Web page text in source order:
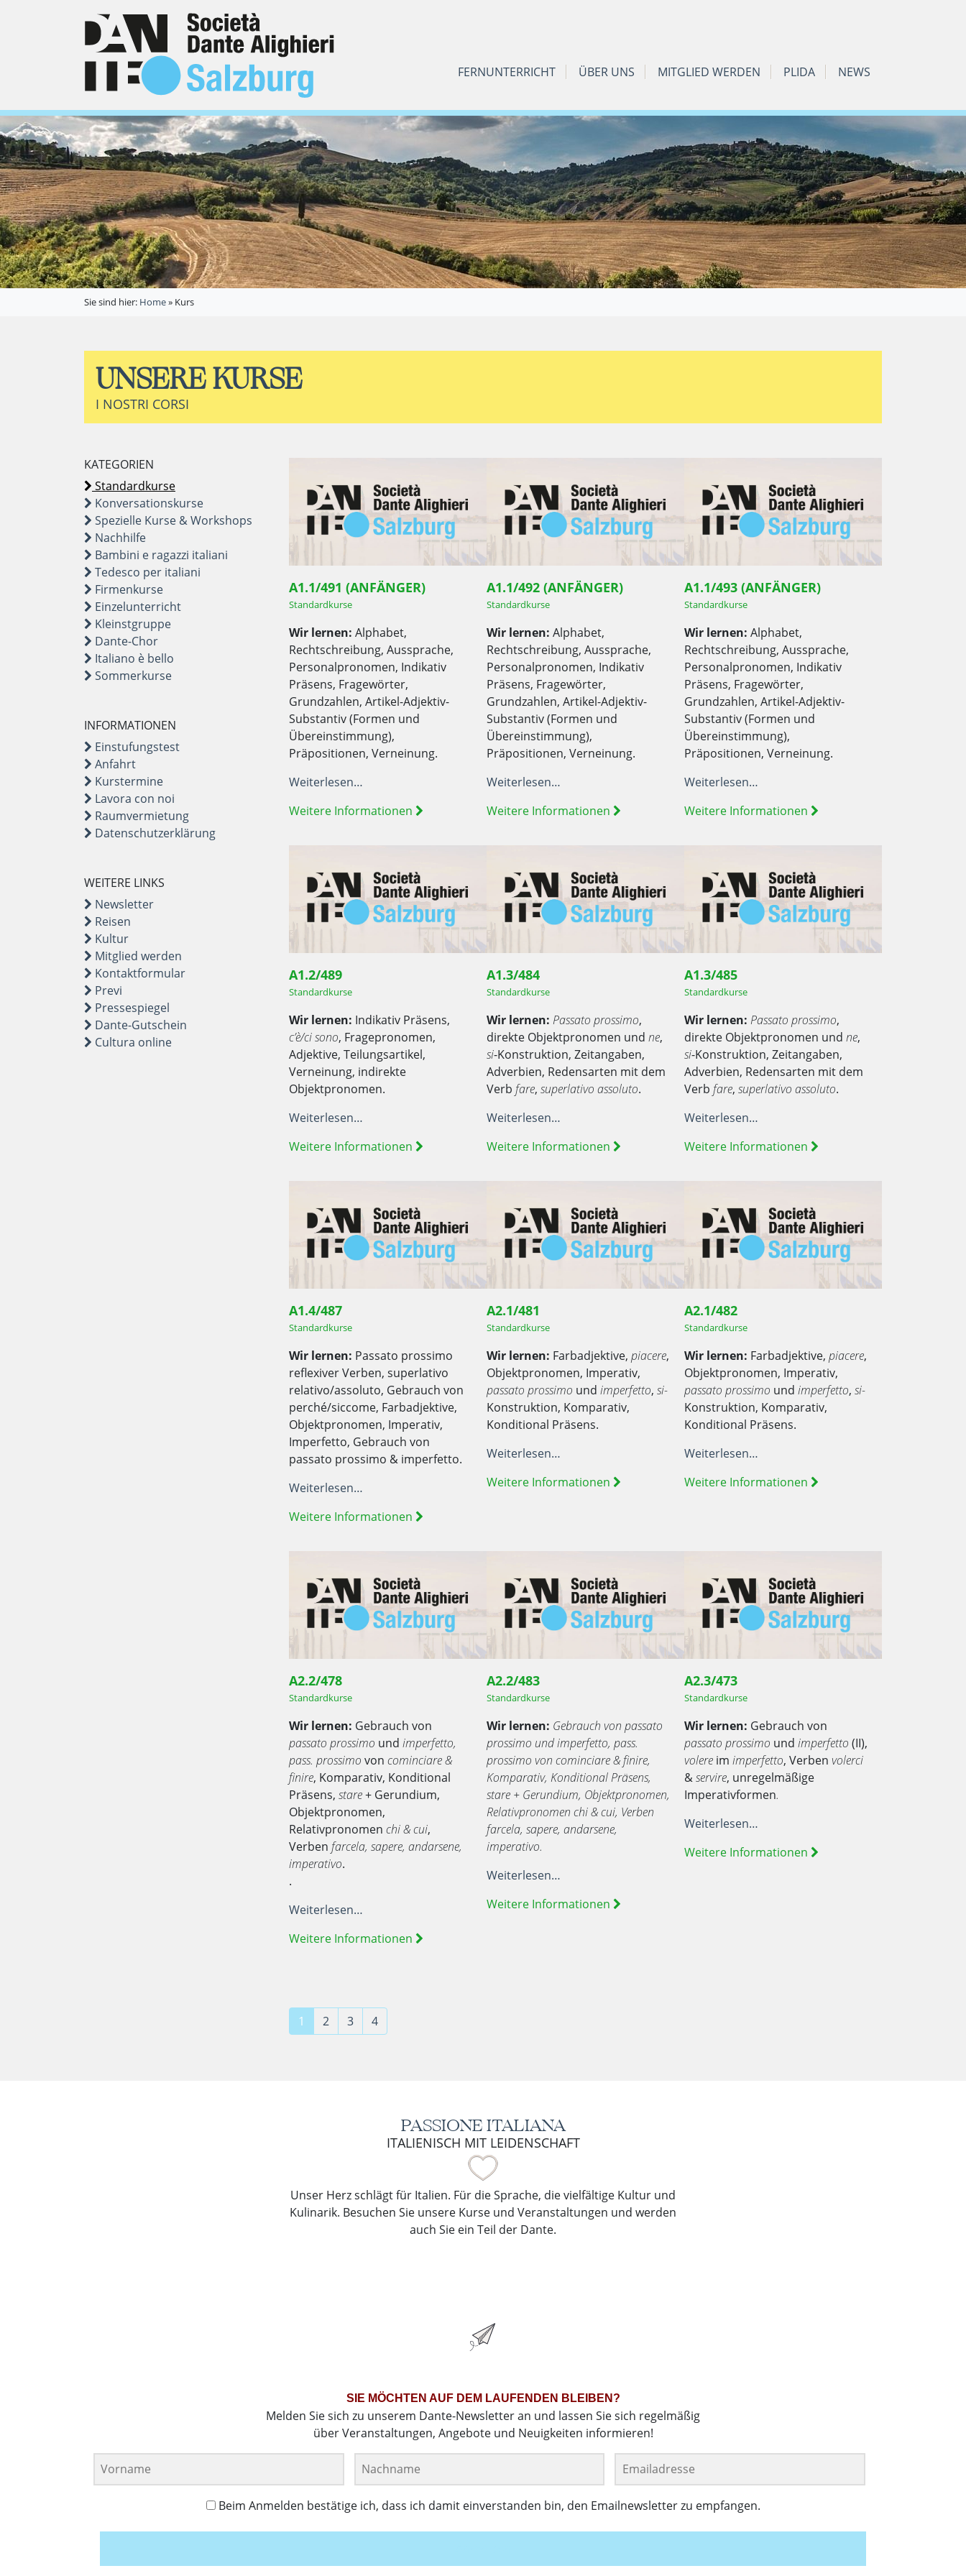
FERNUNTERRICHT ÜBER UNS MITGLIED WERDEN PLIDA NEWS
Sie sind hier: Home» Kurs
UNSERE KURSE
I NOSTRI CORSI
KATEGORIEN
Standardkurse
Konversationskurse
Spezielle Kurse & Workshops
Nachhilfe
Bambini e ragazzi italiani
Tedesco per italiani
Firmenkurse
Einzelunterricht
Kleinstgruppe
Dante-Chor
Italiano è bello
Sommerkurse
INFORMATIONEN
Einstufungstest
Anfahrt
Kurstermine
Lavora con noi
Raumvermietung
Datenschutzerklärung
WEITERE LINKS
Newsletter
Reisen
Kultur
Mitglied werden
Kontaktformular
Previ
Pressespiegel
Dante-Gutschein
Cultura online
A1.1/491 (ANFÄNGER)
Standardkurse
Wir lernen: Alphabet,
Rechtschreibung, Aussprache,
Personalpronomen, Indikativ
Präsens, Fragewörter,
Grundzahlen, Artikel-Adjektiv-
Substantiv (Formen und
Übereinstimmung),
Präpositionen, Verneinung.
Weiterlesen…
Weitere Informationen
A1.1/492 (ANFÄNGER)
Standardkurse
Wir lernen: Alphabet,
Rechtschreibung, Aussprache,
Personalpronomen, Indikativ
Präsens, Fragewörter,
Grundzahlen, Artikel-Adjektiv-
Substantiv (Formen und
Übereinstimmung),
Präpositionen, Verneinung.
Weiterlesen…
Weitere Informationen
A1.1/493 (ANFÄNGER)
Standardkurse
Wir lernen: Alphabet,
Rechtschreibung, Aussprache,
Personalpronomen, Indikativ
Präsens, Fragewörter,
Grundzahlen, Artikel-Adjektiv-
Substantiv (Formen und
Übereinstimmung),
Präpositionen, Verneinung.
Weiterlesen…
Weitere Informationen
A1.2/489
Standardkurse
Wir lernen: Indikativ Präsens,
c’è/ci sono, Fragepronomen,
Adjektive, Teilungsartikel,
Verneinung, indirekte
Objektpronomen.
Weiterlesen…
Weitere Informationen
A1.3/484
Standardkurse
Wir lernen: Passato prossimo,
direkte Objektpronomen und ne,
si-Konstruktion, Zeitangaben,
Adverbien, Redensarten mit dem
Verb fare, superlativo assoluto.
Weiterlesen…
Weitere Informationen
A1.3/485
Standardkurse
Wir lernen: Passato prossimo,
direkte Objektpronomen und ne,
si-Konstruktion, Zeitangaben,
Adverbien, Redensarten mit dem
Verb fare, superlativo assoluto.
Weiterlesen…
Weitere Informationen
A1.4/487
Standardkurse
Wir lernen: Passato prossimo
reflexiver Verben, superlativo
relativo/assoluto, Gebrauch von
perché/siccome, Farbadjektive,
Objektpronomen, Imperativ,
Imperfetto, Gebrauch von
passato prossimo & imperfetto.
Weiterlesen…
Weitere Informationen
A2.1/481
Standardkurse
Wir lernen: Farbadjektive, piacere,
Objektpronomen, Imperativ,
passato prossimo und imperfetto, si-
Konstruktion, Komparativ,
Konditional Präsens.
Weiterlesen…
Weitere Informationen
A2.1/482
Standardkurse
Wir lernen: Farbadjektive, piacere,
Objektpronomen, Imperativ,
passato prossimo und imperfetto, si-
Konstruktion, Komparativ,
Konditional Präsens.
Weiterlesen…
Weitere Informationen
A2.2/478
Standardkurse
Wir lernen: Gebrauch von
passato prossimo und imperfetto,
pass. prossimo von cominciare &
finire, Komparativ, Konditional
Präsens, stare+ Gerundium,
Objektpronomen,
Relativpronomen chi & cui,
Verben farcela, sapere, andarsene,
imperativo.
.
Weiterlesen…
Weitere Informationen
A2.2/483
Standardkurse
Wir lernen: Gebrauch von passato
prossimo und imperfetto, pass.
prossimo von cominciare & finire,
Komparativ, Konditional Präsens,
stare + Gerundium, Objektpronomen,
Relativpronomen chi & cui, Verben
farcela, sapere, andarsene,
imperativo.
Weiterlesen…
Weitere Informationen
A2.3/473
Standardkurse
Wir lernen: Gebrauch von
passato prossimo und imperfetto (II),
volereim imperfetto, Verben volerci
&servire, unregelmäßige
Imperativformen.
Weiterlesen…
Weitere Informationen
1 2 3 4
PASSIONE ITALIANA
ITALIENISCH MIT LEIDENSCHAFT
Unser Herz schlägt für Italien. Für die Sprache, die vielfältige Kultur und
Kulinarik. Besuchen Sie unsere Kurse und Veranstaltungen und werden
auch Sie ein Teil der Dante.
SIE MÖCHTEN AUF DEM LAUFENDEN BLEIBEN?
Melden Sie sich zu unserem Dante-Newsletter an und lassen Sie sich regelmäßig
über Veranstaltungen, Angebote und Neuigkeiten informieren!
Beim Anmelden bestätige ich, dass ich damit einverstanden bin, den Emailnewsletter zu empfangen.